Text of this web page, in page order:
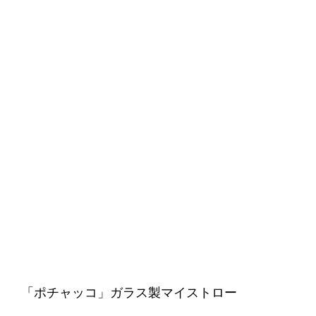
「ポチャッコ」ガラス製マイストロー